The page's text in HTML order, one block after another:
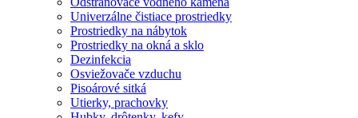
Univerzálne čistiace prostriedky
Prostriedky na nábytok
Prostriedky na okná a sklo
Dezinfekcia
Osviežovače vzduchu
Pisoárové sitká
Utierky, prachovky